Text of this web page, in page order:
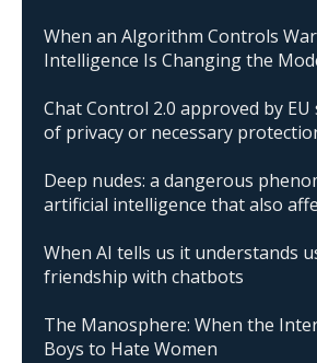
When an Algorithm Controls
Intelligence Is Changing the
Chat Control 2.0 approved by EU
of privacy or necessary
Deep nudes: a dangerous
artificial intelligence that also
When AI tells us it understands
friendship with chatbots
The Manosphere: When the
Boys to Hate Women